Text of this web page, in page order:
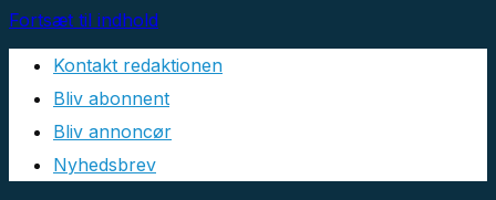
Fortsæt til indhold
Kontakt redaktionen
Bliv abonnent
Bliv annoncør
Nyhedsbrev